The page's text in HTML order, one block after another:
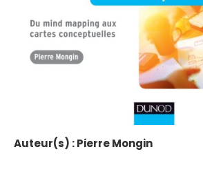
Auteur(s) : Pierre Mongin